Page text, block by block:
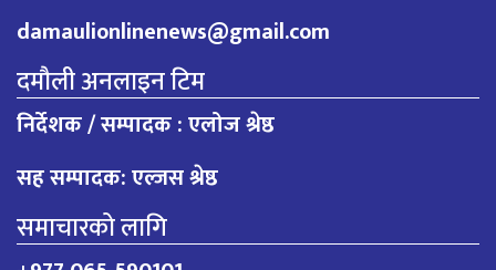
damaulionlinenews@gmail.com
दमौली अनलाइन टिम
निर्देशक / सम्पादक : एलोज श्रेष्ठ
सह सम्पादक: एल्जस श्रेष्ठ
समाचारको लागि